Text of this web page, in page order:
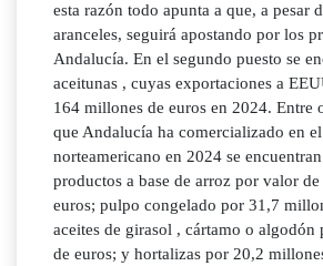
esta razón todo apunta a que, a pesar
aranceles, seguirá apostando por los
Andalucía. En el segundo puesto se
aceitunas , cuyas exportaciones a
164 millones de euros en 2024. Entre
que Andalucía ha comercializado en
norteamericano en 2024 se
productos a base de arroz por valor
euros; pulpo congelado por 31,7
aceites de girasol , cártamo o
de euros; y hortalizas por 20,2